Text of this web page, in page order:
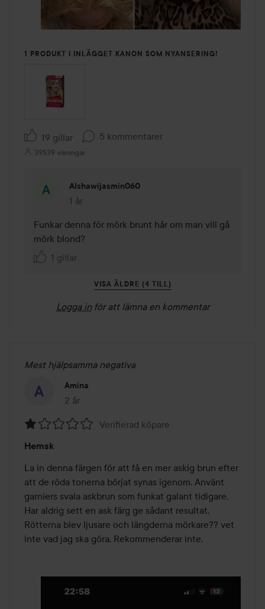
1 PRODUKT I INLÄGGET KANON SOM NYANSERING!
19 gillar 5 kommentarer
39539 visningar
Alshawijasmin060
1 år
Kommentaren lades 1 år
Funkar denna för mörk brunt hår om man vill gå
mörk blond?
1 gillar
VISA ÄLDRE (4 TILL)
Logga in för att lämna en kommentar
Mest hjälpsamma negativa
Amina
2 år
Inlägget skapades 2 år
1
av
5
Verifierad köpare
Hemsk
La in denna färgen för att få en mer askig brun efter
att de röda tonerna börjat synas igenom. Använt
garniers svala askbrun som funkat galant tidigare.
Har aldrig sett en ask färg ge sådant resultat.
Rötterna blev ljusare och längderna mörkare?? vet
inte vad jag ska göra. Rekommenderar inte.